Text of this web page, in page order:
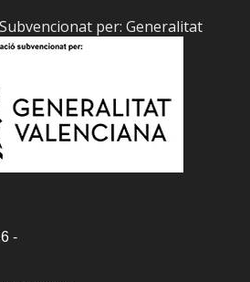
per: Generalitat
-